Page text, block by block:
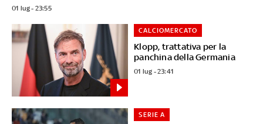
01 lug - 23:55
Klopp, trattativa per la
panchina della Germania
CALCIOMERCATO
01 lug - 23:41
SERIE A